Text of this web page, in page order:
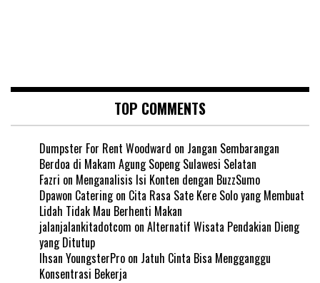
TOP COMMENTS
Dumpster For Rent Woodward on Jangan Sembarangan
Berdoa di Makam Agung Sopeng Sulawesi Selatan
Fazri on Menganalisis Isi Konten dengan BuzzSumo
Dpawon Cateringon Cita Rasa Sate Kere Solo yang Membuat
Lidah Tidak Mau Berhenti Makan
jalanjalankitadotcom on Alternatif Wisata Pendakian Dieng
yang Ditutup
Ihsan YoungsterPro on Jatuh Cinta Bisa Mengganggu
Konsentrasi Bekerja